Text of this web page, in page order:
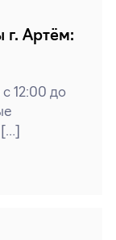
г. Артём:
12:00 до